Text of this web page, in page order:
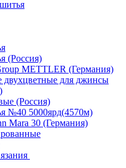
(Россия)
METTLER (Германия)
для джинсы
(Россия)
№40 5000ярд(4570м)
Mara 30 (Германия)